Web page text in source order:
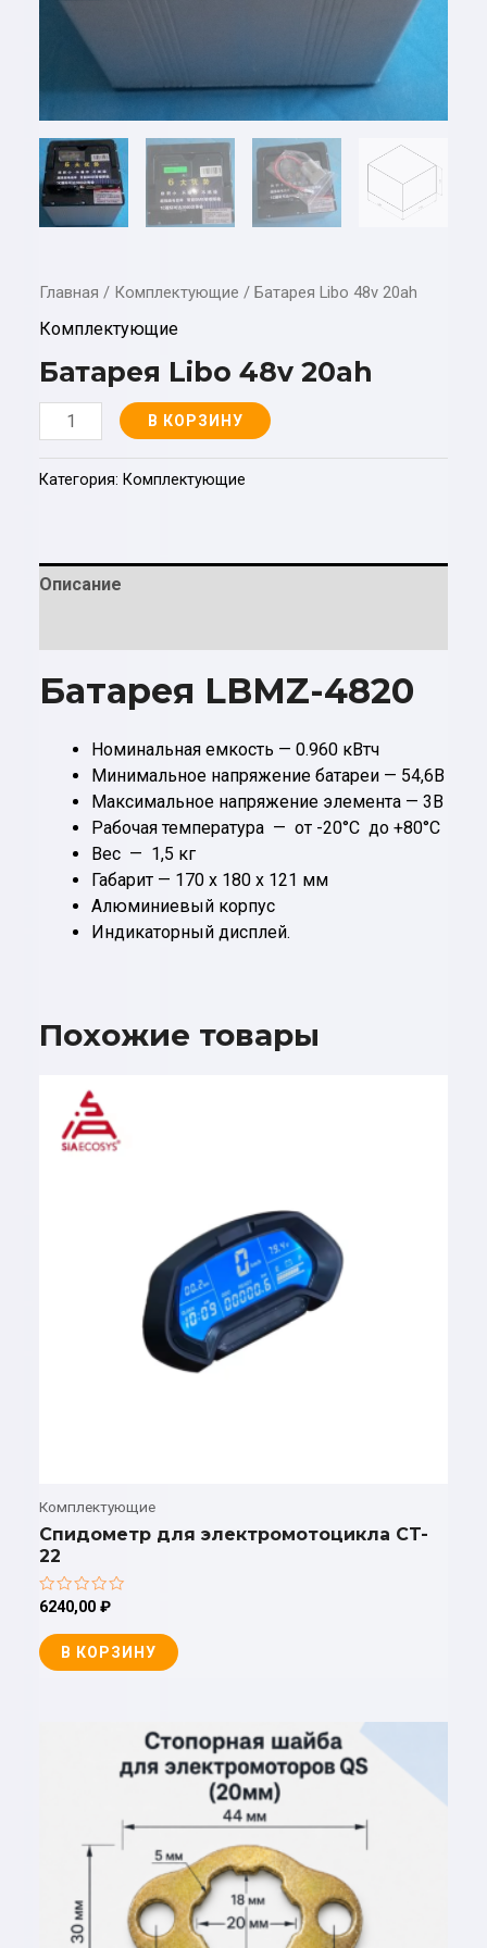
Главная / Комплектующие / Батарея Libo 48v 20ah
Комплектующие
Батарея Libo 48v 20ah
Количество
товара
Батарея
Libo
В КОРЗИНУ
Категория: Комплектующие
Описание
Батарея LBMZ-4820
Номинальная емкость — 0.960 кВтч
Минимальное напряжение батареи — 54,6В
Максимальное напряжение элемента — 3В
Рабочая температура — от -20°С до +80°С
Вес — 1,5 кг
Габарит — 170 x 180 x 121 мм
Алюминиевый корпус
Индикаторный дисплей.
Похожие товары
Комплектующие
Спидометр для электромотоцикла CT-
22
Оценка
из
5
6240,00 ₽
В КОРЗИНУ